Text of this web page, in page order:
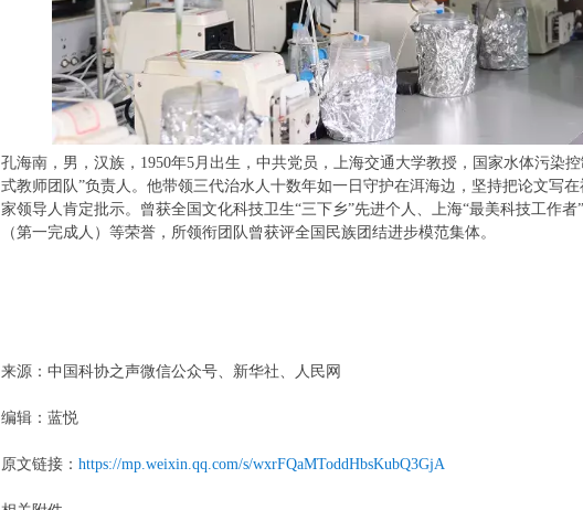
孔海南，男，汉族，1950年5月出生，中共党员，上海交通大学教授，国家水体污染
式教师团队”负责人。他带领三代治水人十数年如一日守护在洱海边，坚持把论文写
家领导人肯定批示。曾获全国文化科技卫生“三下乡”先进个人、上海“最美科技工作
（第一完成人）等荣誉，所领衔团队曾获评全国民族团结进步模范集体。
来源：中国科协之声微信公众号、新华社、人民网
编辑：蓝悦
原文链接： https://mp.weixin.qq.com/s/wxrFQaMToddHbsKubQ3GjA